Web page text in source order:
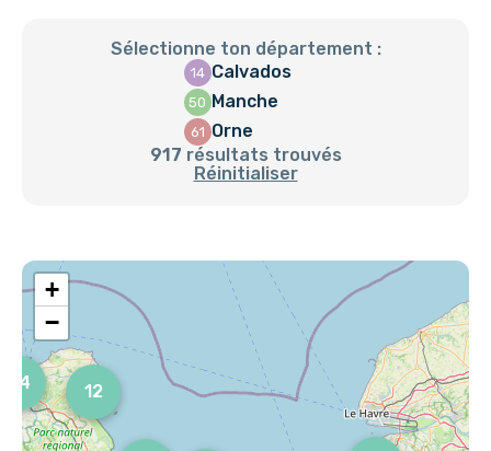
Sélectionne ton département :
14 Calvados
50 Manche
61 Orne
917 résultats trouvés
Réinitialiser
12
84
+
−